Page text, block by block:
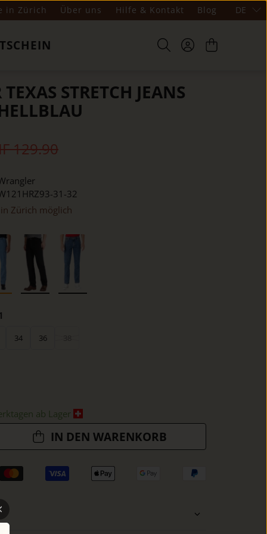
in Zürich Über uns Hilfe & Kontakt Blog DE
STRETCH JEANS
129.90
31-32
Zürich möglich
34 36
ab Lager
IN DEN WARENKORB